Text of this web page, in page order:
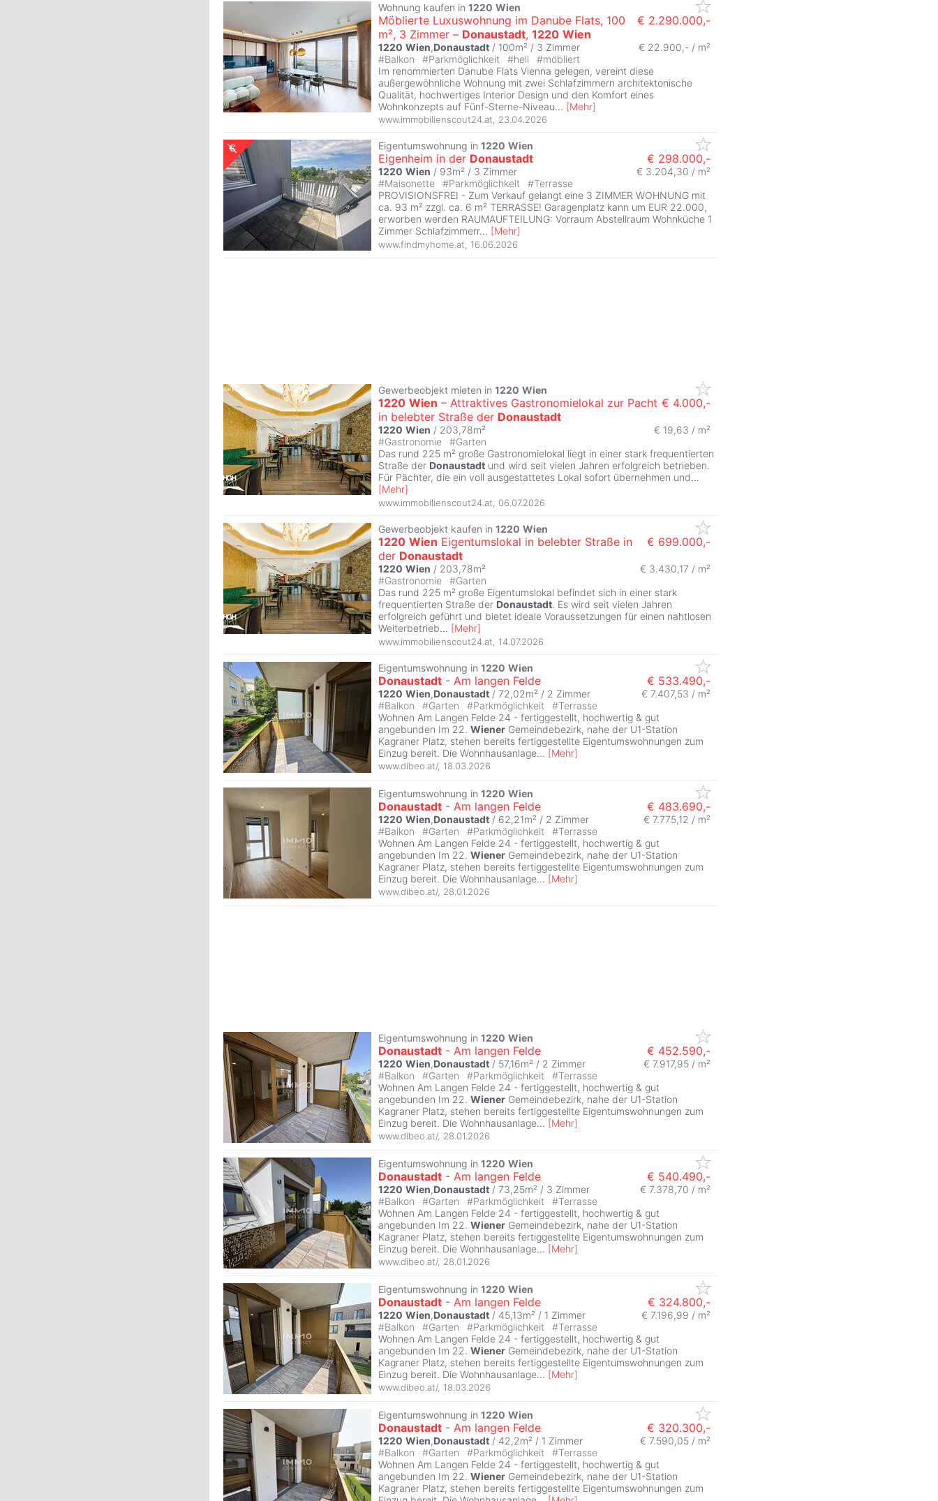
Wohnung kaufen in 1220 Wien
Möblierte Luxuswohnung im Danube Flats, 100
m², 3 Zimmer – Donaustadt, 1220 Wien
€ 2.290.000,-
1220 Wien,Donaustadt / 100m² / 3 Zimmer
€ 22.900,- / m²
#Balkon #Parkmöglichkeit #hell #möbliert
Im renommierten Danube Flats Vienna gelegen, vereint diese
außergewöhnliche Wohnung mit zwei Schlafzimmern architektonische
Qualität, hochwertiges Interior Design und den Komfort eines
Wohnkonzepts auf Fünf-Sterne-Niveau... [Mehr]
www.immobilienscout24.at, 23.04.2026
Eigentumswohnung in 1220 Wien
Eigenheim in der Donaustadt € 298.000,-
1220 Wien / 93m² / 3 Zimmer
€ 3.204,30 / m²
#Maisonette #Parkmöglichkeit #Terrasse
PROVISIONSFREI - Zum Verkauf gelangt eine 3 ZIMMER WOHNUNG mit
ca. 93 m² zzgl. ca. 6 m² TERRASSE! Garagenplatz kann um EUR 22.000,
erworben werden RAUMAUFTEILUNG: Vorraum Abstellraum Wohnküche 1
Zimmer Schlafzimmerr... [Mehr]
www.findmyhome.at 16.06.2026
Gewerbeobjekt mieten in 1220 Wien
1220 Wien – Attraktives Gastronomielokal zur Pacht
in belebter Straße der Donaustadt
€ 4.000,-
1220 Wien / 203,78m²
€ 19,63 / m²
#Gastronomie #Garten
Das rund 225 m² große Gastronomielokal liegt in einer stark frequentierten
Straße der Donaustadt und wird seit vielen Jahren erfolgreich betrieben.
Für Pächter, die ein voll ausgestattetes Lokal sofort übernehmen und...
[Mehr]
www.immobilienscout24.at 06.07.2026
Gewerbeobjekt kaufen in 1220 Wien
1220 Wien Eigentumslokal in belebter Straße in
der Donaustadt
€ 699.000,-
1220 Wien / 203,78m²
€ 3.430,17 / m²
#Gastronomie #Garten
Das rund 225 m² große Eigentumslokal befindet sich in einer stark
frequentierten Straße der Donaustadt. Es wird seit vielen Jahren
erfolgreich geführt und bietet ideale Voraussetzungen für einen nahtlosen
Weiterbetrieb... [Mehr]
www.immobilienscout24.at 14.07.2026
Eigentumswohnung in 1220 Wien
Donaustadt - Am langen Felde € 533.490,-
1220 Wien,Donaustadt / 72,02m² / 2 Zimmer
€ 7.407,53 / m²
#Balkon #Garten #Parkmöglichkeit #Terrasse
Wohnen Am Langen Felde 24 - fertiggestellt, hochwertig & gut
angebunden Im 22. Wiener Gemeindebezirk, nahe der U1-Station
Kagraner Platz, stehen bereits fertiggestellte Eigentumswohnungen zum
Einzug bereit. Die Wohnhausanlage... [Mehr]
www.dibeo.at/, 18.03.2026
Eigentumswohnung in 1220 Wien
Donaustadt - Am langen Felde € 483.690,-
1220 Wien,Donaustadt / 62,21m² / 2 Zimmer
€ 7.775,12 / m²
#Balkon #Garten #Parkmöglichkeit #Terrasse
Wohnen Am Langen Felde 24 - fertiggestellt, hochwertig & gut
angebunden Im 22. Wiener Gemeindebezirk, nahe der U1-Station
Kagraner Platz, stehen bereits fertiggestellte Eigentumswohnungen zum
Einzug bereit. Die Wohnhausanlage... [Mehr]
www.dibeo.at/, 28.01.2026
Eigentumswohnung in 1220 Wien
Donaustadt - Am langen Felde € 452.590,-
1220 Wien,Donaustadt / 57,16m² / 2 Zimmer
€ 7.917,95 / m²
#Balkon #Garten #Parkmöglichkeit #Terrasse
Wohnen Am Langen Felde 24 - fertiggestellt, hochwertig & gut
angebunden Im 22. Wiener Gemeindebezirk, nahe der U1-Station
Kagraner Platz, stehen bereits fertiggestellte Eigentumswohnungen zum
Einzug bereit. Die Wohnhausanlage... [Mehr]
www.dibeo.at/, 28.01.2026
Eigentumswohnung in 1220 Wien
Donaustadt - Am langen Felde € 540.490,-
1220 Wien,Donaustadt / 73,25m² / 3 Zimmer
€ 7.378,70 / m²
#Balkon #Garten #Parkmöglichkeit #Terrasse
Wohnen Am Langen Felde 24 - fertiggestellt, hochwertig & gut
angebunden Im 22. Wiener Gemeindebezirk, nahe der U1-Station
Kagraner Platz, stehen bereits fertiggestellte Eigentumswohnungen zum
Einzug bereit. Die Wohnhausanlage... [Mehr]
www.dibeo.at/, 28.01.2026
Eigentumswohnung in 1220 Wien
Donaustadt - Am langen Felde € 324.800,-
1220 Wien,Donaustadt / 45,13m² / 1 Zimmer
€ 7.196,99 / m²
#Balkon #Garten #Parkmöglichkeit #Terrasse
Wohnen Am Langen Felde 24 - fertiggestellt, hochwertig & gut
angebunden Im 22. Wiener Gemeindebezirk, nahe der U1-Station
Kagraner Platz, stehen bereits fertiggestellte Eigentumswohnungen zum
Einzug bereit. Die Wohnhausanlage... [Mehr]
www.dibeo.at/, 18.03.2026
Eigentumswohnung in 1220 Wien
Donaustadt - Am langen Felde € 320.300,-
1220 Wien,Donaustadt / 42,2m² / 1 Zimmer
€ 7.590,05 / m²
#Balkon #Garten #Parkmöglichkeit #Terrasse
Wohnen Am Langen Felde 24 - fertiggestellt, hochwertig & gut
angebunden Im 22. Wiener Gemeindebezirk, nahe der U1-Station
Kagraner Platz, stehen bereits fertiggestellte Eigentumswohnungen zum